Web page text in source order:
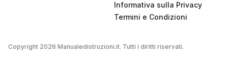
Informativa sulla Privacy
Termini e Condizioni
Copyright 2026 Manualedistruzioni.it. Tutti i diritti riservati.